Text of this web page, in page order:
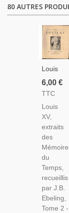
80 AUTRES
Louis
XV,
L'histoire
Par Ses
Témoins,
T2,
Ebeling,
1938 -
Histoire
XVIIIe
Siècle,
Régence,
6,00 €
TTC
Louis
XV,
extraits
des
du
Temps,
recueillis
par J.B.
Ebeling,
Tome 2 -